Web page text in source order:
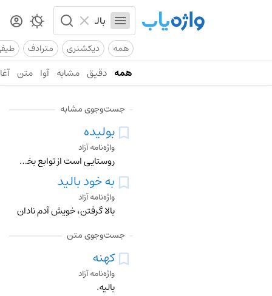
همه دیکشنری مترادف
همه دقیق مشابه آوا متن
جست‌وجوی مشابه
بولیده
واژه‌نامه آزاد
روستایی است از توابع بخش مرکزی شهرستان محمودآباد در استان مازندران ایران.
به خود بالید
واژه‌نامه آزاد
بالا گرفتن، خویش آدم نادان
جست‌وجوی متن
کهنه
واژه‌نامه آزاد
بالیه.